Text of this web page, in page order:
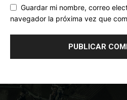
Guardar mi nombre, correo
navegador la próxima vez que